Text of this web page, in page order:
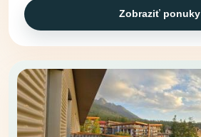
Zobraziť ponuky